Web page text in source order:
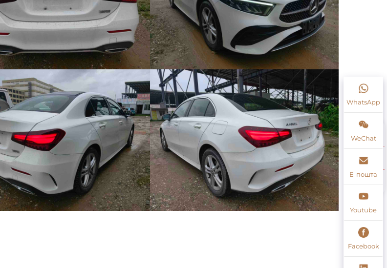
WhatsApp
WeChat
Е-пошта
Youtube
Facebook